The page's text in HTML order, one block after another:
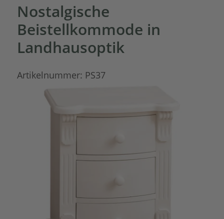
Nostalgische
Beistellkommode in
Landhausoptik
Artikelnummer: PS37